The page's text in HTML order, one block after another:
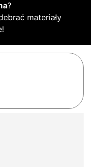
?
materiały